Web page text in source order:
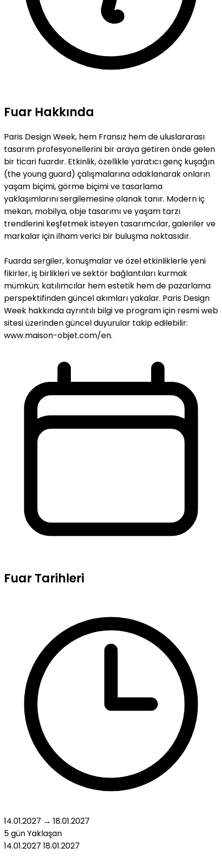
Fuar Hakkında
Paris Design Week, hem Fransız hem de uluslararası
tasarım profesyonellerini bir araya getiren önde gelen
bir ticari fuardır. Etkinlik, özellikle yaratıcı genç kuşağın
(the young guard) çalışmalarına odaklanarak onların
yaşam biçimi, görme biçimi ve tasarlama
yaklaşımlarını sergilemesine olanak tanır. Modern iç
mekan, mobilya, obje tasarımı ve yaşam tarzı
trendlerini keşfetmek isteyen tasarımcılar, galeriler ve
markalar için ilham verici bir buluşma noktasıdır.
Fuarda sergiler, konuşmalar ve özel etkinliklerle yeni
fikirler, iş birlikleri ve sektör bağlantıları kurmak
mümkün; katılımcılar hem estetik hem de pazarlama
perspektifinden güncel akımları yakalar. Paris Design
Week hakkında ayrıntılı bilgi ve program için resmi web
sitesi üzerinden güncel duyurular takip edilebilir:
www.maison-objet.com/en.
Fuar Tarihleri
14.01.2027 → 18.01.2027
5 günYaklaşan
14.01.2027 18.01.2027